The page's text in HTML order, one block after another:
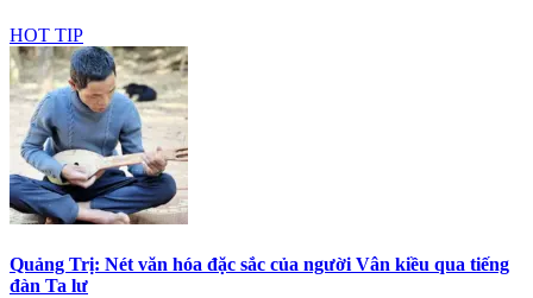
HOT TIP
Quảng Trị: Nét văn hóa đặc sắc của người Vân kiều qua tiếng
đàn Ta lư